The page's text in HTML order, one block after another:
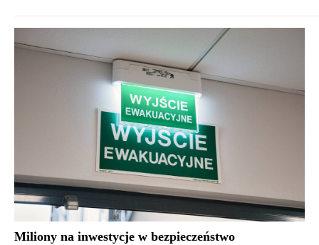
Miliony na inwestycje w bezpieczeństwo